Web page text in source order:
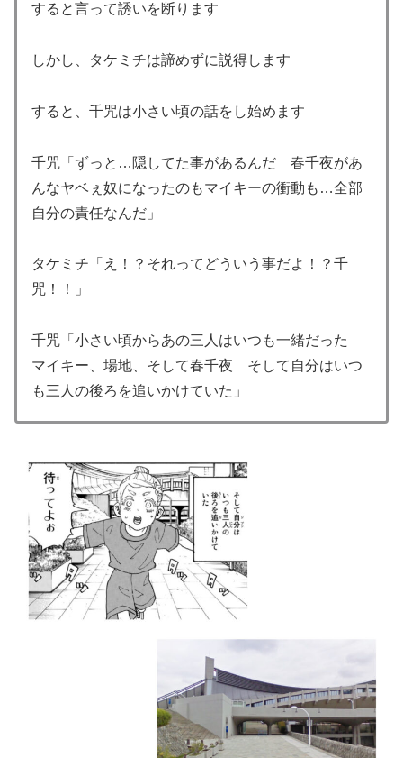
すると言って誘いを断ります
しかし、タケミチは諦めずに説得します
すると、千咒は小さい頃の話をし始めます
千咒「ずっと…隠してた事があるんだ 春千夜があ
んなヤベぇ奴になったのもマイキーの衝動も…全部
自分の責任なんだ」
タケミチ「え！？それってどういう事だよ！？千
咒！！」
千咒「小さい頃からあの三人はいつも一緒だった
マイキー、場地、そして春千夜 そして自分はいつ
も三人の後ろを追いかけていた」